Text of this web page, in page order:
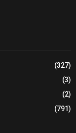
(327)
(3)
(2)
(791)